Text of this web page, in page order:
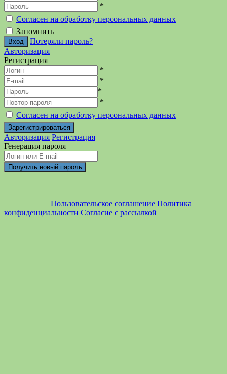
*
Согласен на обработку персональных данных
Запомнить
Потеряли пароль?
Авторизация
Регистрация
*
*
*
*
Согласен на обработку персональных данных
Авторизация Регистрация
Генерация пароля
Пользовательское соглашение Политика
конфиденциальности Согласие с рассылкой